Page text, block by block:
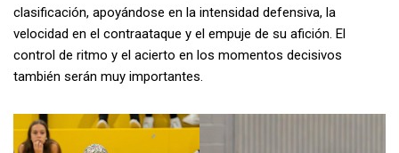
clasificación, apoyándose en la intensidad defensiva, la
velocidad en el contraataque y el empuje de su afición. El
control de ritmo y el acierto en los momentos decisivos
también serán muy importantes.